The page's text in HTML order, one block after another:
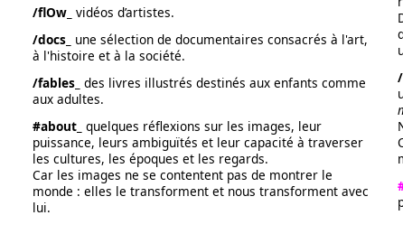
/flOw_ vidéos d’artistes.
/docs_ une sélection de documentaires consacrés à l'art,
à l'histoire et à la société.
/fables_ des livres illustrés destinés aux enfants comme
aux adultes.
#about_ quelques réflexions sur les images, leur
puissance, leurs ambiguïtés et leur capacité à traverser
les cultures, les époques et les regards.
Car les images ne se contentent pas de montrer le
monde : elles le transforment et nous transforment avec
lui.